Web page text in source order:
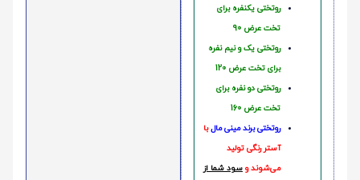
روتختی یکنفره برای
تخت عرض 90
روتختی یک و نیم نفره
برای تخت عرض 120
روتختی دو نفره برای
تخت عرض 160
روتختی‌ برند مینی مالبا
آستر رنگی تولید
می‌شوند و سود شما از